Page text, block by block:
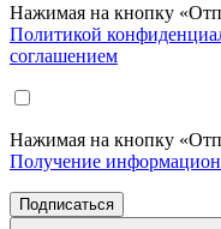
Нажимая на кнопку
Политикой
соглашением
Нажимая на кнопку
Получение
Подписаться